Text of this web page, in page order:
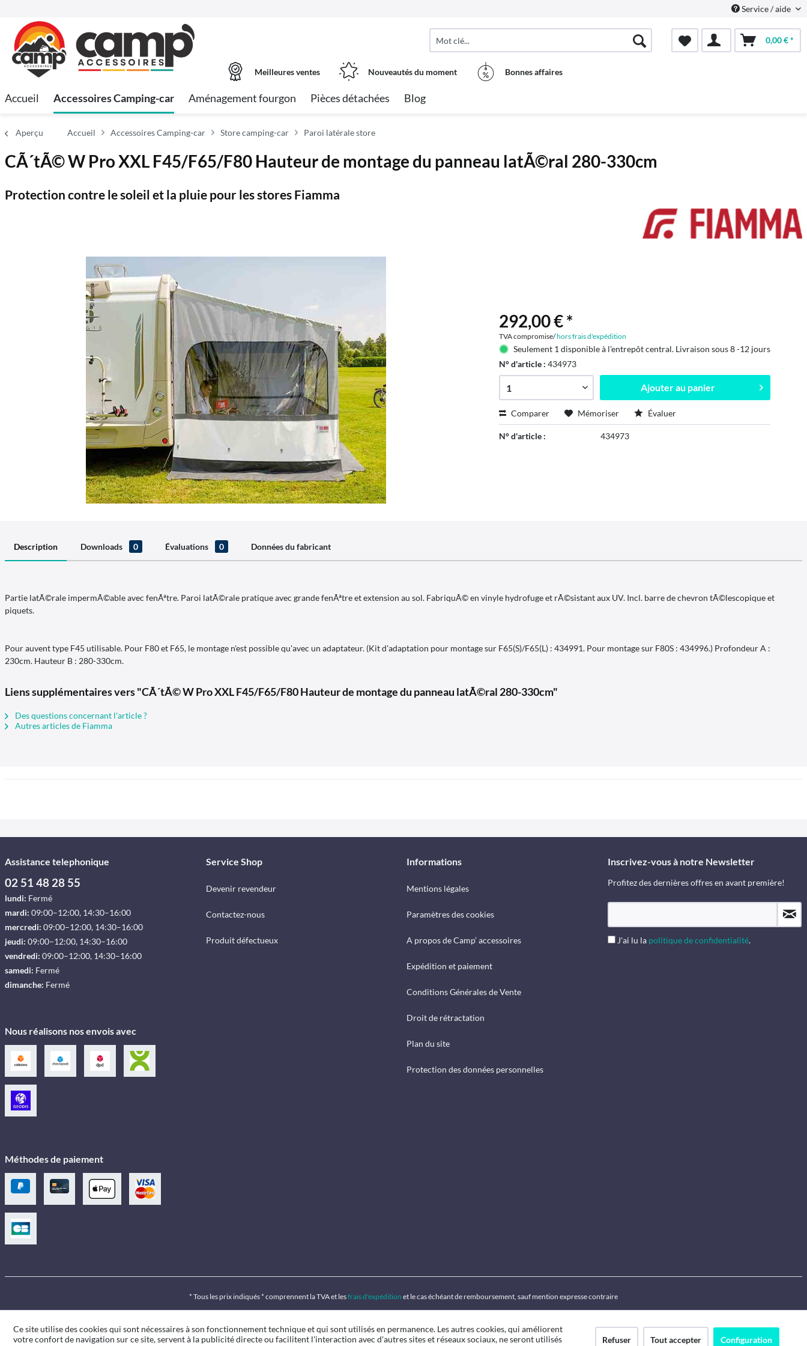
Service / aide
0,00 € *
Meilleures ventes Nouveautés du moment Bonnes affaires
Accueil Accessoires Camping-car Aménagement fourgon Pièces détachées Blog
Aperçu Accueil Accessoires Camping-car Store camping-car Paroi latérale store
CÃ´tÃ© W Pro XXL F45/F65/F80 Hauteur de montage du panneau latÃ©ral 280-330cm
Protection contre le soleil et la pluie pour les stores Fiamma
292,00 € *
TVA compromise/hors frais d'expédition
Seulement 1 disponible à l'entrepôt central. Livraison sous 8 -12 jours
N° d'article :434973
Ajouter au panier
Comparer Mémoriser Évaluer
N° d'article : 434973
Description Downloads 0 Évaluations 0 Données du fabricant
Partie latÃ©rale impermÃ©able avec fenÃªtre. Paroi latÃ©rale pratique avec grande fenÃªtre et extension au sol. FabriquÃ© en vinyle hydrofuge et rÃ©sistant aux UV. Incl. barre de chevron tÃ©lescopique et
piquets.
Pour auvent type F45 utilisable. Pour F80 et F65, le montage n'est possible qu'avec un adaptateur. (Kit d'adaptation pour montage sur F65(S)/F65(L) : 434991. Pour montage sur F80S : 434996.) Profondeur A :
230cm. Hauteur B : 280-330cm.
Liens supplémentaires vers "CÃ´tÃ© W Pro XXL F45/F65/F80 Hauteur de montage du panneau latÃ©ral 280-330cm"
Des questions concernant l'article ?
Autres articles de Fiamma
Assistance telephonique
02 51 48 28 55
lundi: Fermé
mardi: 09:00–12:00, 14:30–16:00
mercredi: 09:00–12:00, 14:30–16:00
jeudi: 09:00–12:00, 14:30–16:00
vendredi: 09:00–12:00, 14:30–16:00
samedi: Fermé
dimanche: Fermé
Nous réalisons nos envois avec
Méthodes de paiement
Service Shop
Devenir revendeur
Contactez-nous
Produit défectueux
Informations
Mentions légales
Paramètres des cookies
A propos de Camp’ accessoires
Expédition et paiement
Conditions Générales de Vente
Droit de rétractation
Plan du site
Protection des données personnelles
Inscrivez-vous à notre Newsletter
Profitez des dernières offres en avant première!
J'ai lu la politique de confidentialité.
* Tous les prix indiqués * comprennent la TVA et lesfrais d'expédition et le cas échéant de remboursement, sauf mention expresse contraire
Ce site utilise des cookies qui sont nécessaires à son fonctionnement technique et qui sont utilisés en permanence. Les autres cookies, qui améliorent
votre confort de navigation sur ce site, servent à la publicité directe ou facilitent l'interaction avec d'autres sites et réseaux sociaux, ne seront utilisés
Refuser Tout accepter Configuration